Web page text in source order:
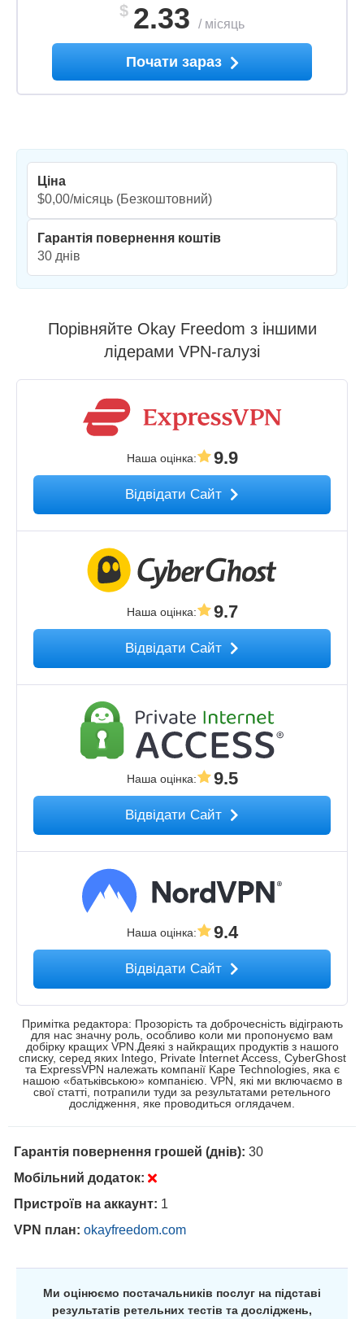
$ 2.33 / місяць
Почати зараз
Ціна
$0,00/місяць (Безкоштовний)
Гарантія повернення коштів
30 днів
Порівняйте Okay Freedom з іншими
лідерами VPN-галузі
Наша оцінка: 9.9
Відвідати Сайт
Наша оцінка: 9.7
Відвідати Сайт
Наша оцінка: 9.5
Відвідати Сайт
Наша оцінка: 9.4
Відвідати Сайт
Примітка редактора: Прозорість та доброчесність відіграють
для нас значну роль, особливо коли ми пропонуємо вам
добірку кращих VPN.Деякі з найкращих продуктів з нашого
списку, серед яких Intego, Private Internet Access, CyberGhost
та ExpressVPN належать компанії Kape Technologies, яка є
нашою «батьківською» компанією. VPN, які ми включаємо в
свої статті, потрапили туди за результатами ретельного
дослідження, яке проводиться оглядачем.
Гарантія повернення грошей (днів): 30
Мобільний додаток:
Пристроїв на аккаунт: 1
VPN план: okayfreedom.com
Ми оцінюємо постачальників послуг на підставі
результатів ретельних тестів та досліджень,